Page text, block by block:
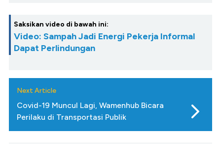
Saksikan video di bawah ini:
Video: Sampah Jadi Energi Pekerja Informal
Dapat Perlindungan
Next Article
Covid-19 Muncul Lagi, Wamenhub Bicara
Perilaku di Transportasi Publik